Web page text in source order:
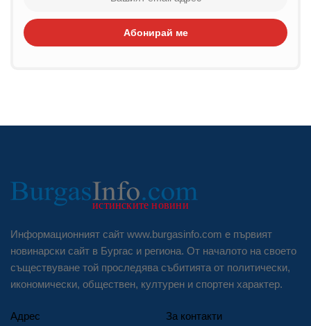
Абонирай ме
Информационният сайт www.burgasinfo.com е първият
новинарски сайт в Бургас и региона. От началото на своето
съществуване той проследява събитията от политически,
икономически, обществен, културен и спортен характер.
Адрес
За контакти